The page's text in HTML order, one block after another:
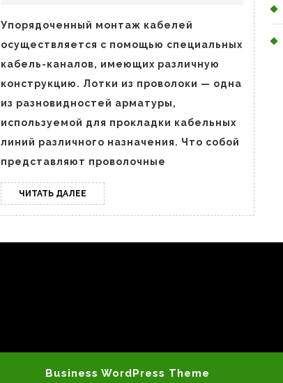
кабелей
и
их
особенности
Упорядоченный монтаж кабелей
осуществляется с помощью специальных
кабель-каналов, имеющих различную
конструкцию. Лотки из проволоки — одна
из разновидностей арматуры,
используемой для прокладки кабельных
линий различного назначения. Что собой
представляют проволочные
ЧИТАТЬ ДАЛЕЕ ЧИТАТЬ
ДАЛЕЕ
Business WordPress Theme